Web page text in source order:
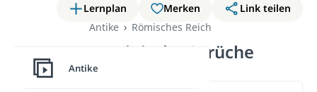
Lernplan Merken
Link teilen
Antike
Römisches Reich
Lateinische Sprüche
Antike